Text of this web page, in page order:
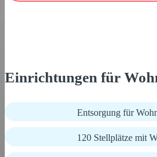
Einrichtungen für
Entsorgung für
120 Stellplätze mit